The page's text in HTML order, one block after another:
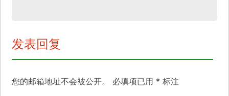
发表回复
您的邮箱地址不会被公开。 必填项已用 * 标注